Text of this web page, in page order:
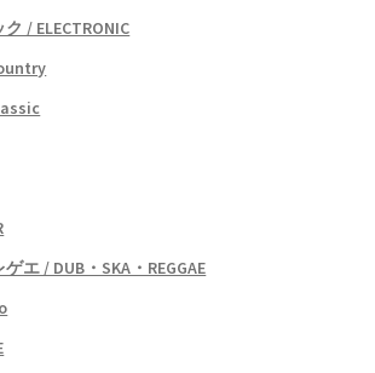
/ ELECTRONIC
エ / DUB・SKA・REGGAE